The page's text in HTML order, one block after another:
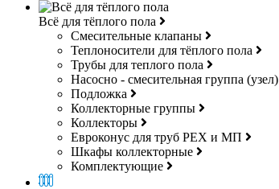
Всё для тёплого пола
Смесительные клапаны
Теплоносители для тёплого пола
Трубы для теплого пола
Насосно - смесительная группа (узел)
Подложка
Коллекторные группы
Коллекторы
Евроконус для труб РЕХ и МП
Шкафы коллекторные
Комплектующие